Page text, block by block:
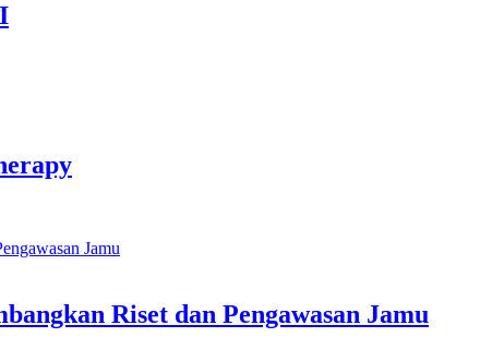
Riset dan Pengawasan Jamu